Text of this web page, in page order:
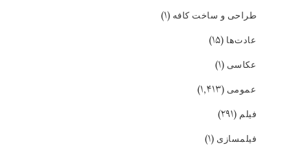
طراحی و ساخت کافه (۱)
عادت‌ها (۱۵)
عکاسی (۱)
عمومی (۱,۴۱۳)
فیلم (۲۹۱)
فیلمسازی (۱)